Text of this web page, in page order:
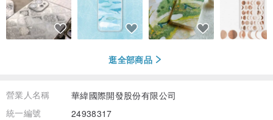
逛全部商品
營業人名稱
華緯國際開發股份有限公司
統一編號
24938317